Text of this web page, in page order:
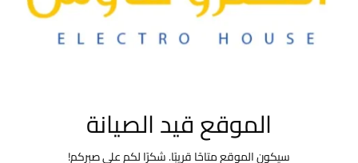
الموقع قيد الصيانة
سيكون الموقع متاحًا قريبًا. شكرًا لكم على صبركم!